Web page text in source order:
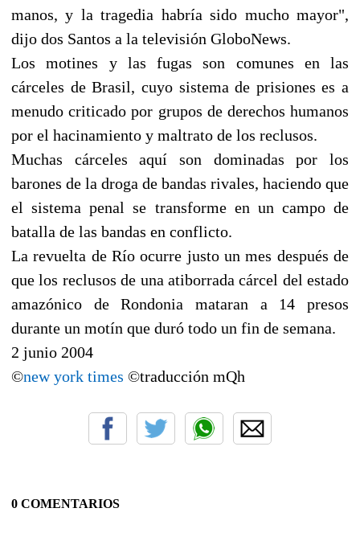
manos, y la tragedia habría sido mucho mayor",
dijo dos Santos a la televisión GloboNews.
Los motines y las fugas son comunes en las
cárceles de Brasil, cuyo sistema de prisiones es a
menudo criticado por grupos de derechos humanos
por el hacinamiento y maltrato de los reclusos.
Muchas cárceles aquí son dominadas por los
barones de la droga de bandas rivales, haciendo que
el sistema penal se transforme en un campo de
batalla de las bandas en conflicto.
La revuelta de Río ocurre justo un mes después de
que los reclusos de una atiborrada cárcel del estado
amazónico de Rondonia mataran a 14 presos
durante un motín que duró todo un fin de semana.
2 junio 2004
©new york times ©traducción mQh
0 COMENTARIOS